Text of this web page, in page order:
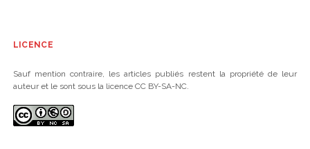
LICENCE
Sauf mention contraire, les articles publiés restent la propriété de leur
auteur et le sont sous la licence CC BY-SA-NC.